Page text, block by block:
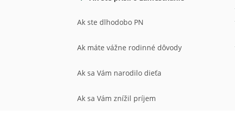
Ak ste dlhodobo PN
Ak máte vážne rodinné dôvody
Ak sa Vám narodilo dieťa
Ak sa Vám znížil príjem